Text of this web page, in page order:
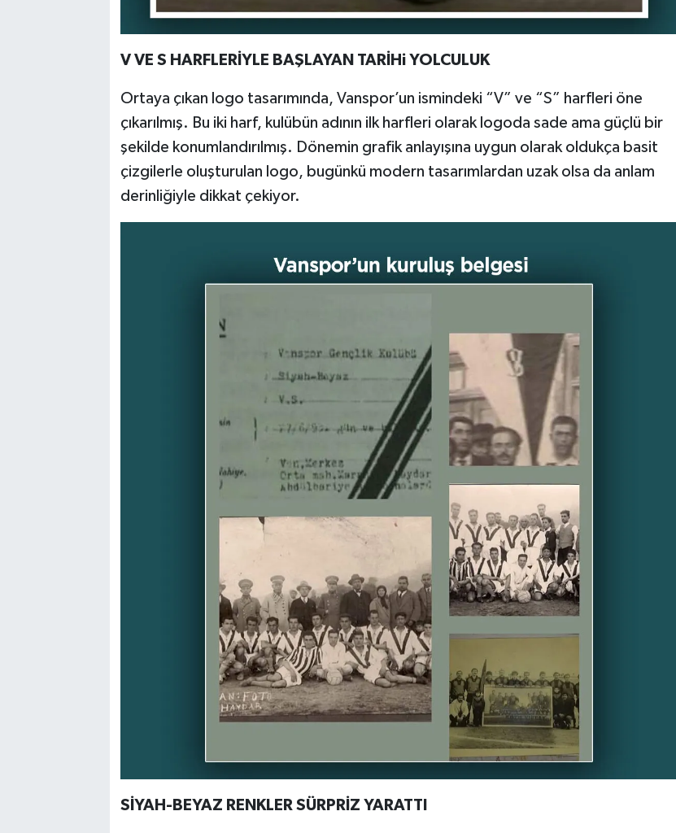
V VE S HARFLERİYLE BAŞLAYAN TARİHi YOLCULUK
Ortaya çıkan logo tasarımında, Vanspor’un ismindeki “V” ve “S” harfleri öne
çıkarılmış. Bu iki harf, kulübün adının ilk harfleri olarak logoda sade ama güçlü bir
şekilde konumlandırılmış. Dönemin grafik anlayışına uygun olarak oldukça basit
çizgilerle oluşturulan logo, bugünkü modern tasarımlardan uzak olsa da anlam
derinliğiyle dikkat çekiyor.
SİYAH-BEYAZ RENKLER SÜRPRİZ YARATTI